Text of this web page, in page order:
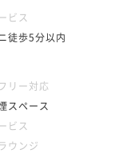
ビス
徒歩5分以内
リー対応
スペース
ビス
ウンジ